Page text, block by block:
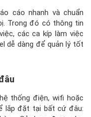
cáo nhanh và chuẩn
Trong đó có thông tin
các ca kíp làm việc
dễ dàng để quản lý tốt
thống điện, wifi hoặc
lắp đặt tại bất cứ đâu: